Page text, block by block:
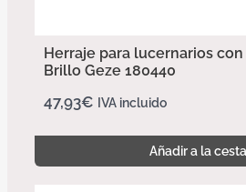
Herraje para lucernarios
Brillo Geze 180440
47,93€ IVA incluido
Añadir a la cesta